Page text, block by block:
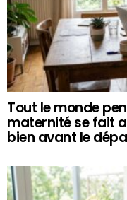
Tout le monde
maternité se fait
bien avant le